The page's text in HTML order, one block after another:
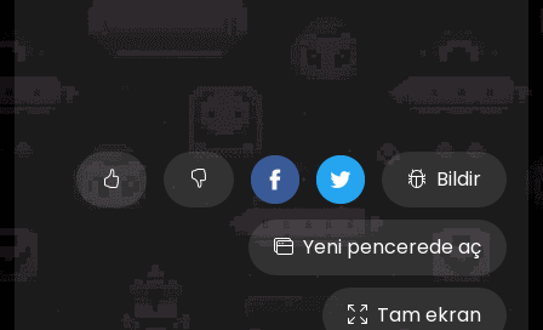
Bildir
Yeni pencerede aç
Tam ekran